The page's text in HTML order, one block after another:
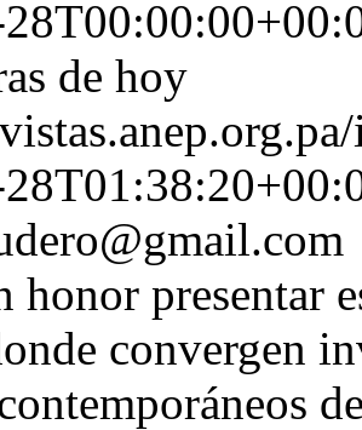
de hoy
honor presentar
convergen